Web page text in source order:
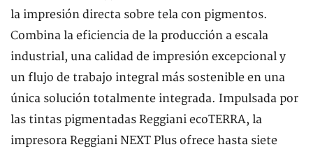
la impresión directa sobre tela con pigmentos.
Combina la eficiencia de la producción a escala
industrial, una calidad de impresión excepcional y
un flujo de trabajo integral más sostenible en una
única solución totalmente integrada. Impulsada por
las tintas pigmentadas Reggiani ecoTERRA, la
impresora Reggiani NEXT Plus ofrece hasta siete